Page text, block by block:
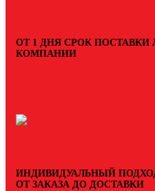
ОТ 1 ДНЯ СРОК
КОМПАНИИ
ИНДИВИДУАЛЬНЫЙ
ОТ ЗАКАЗА ДО ДОСТАВКИ